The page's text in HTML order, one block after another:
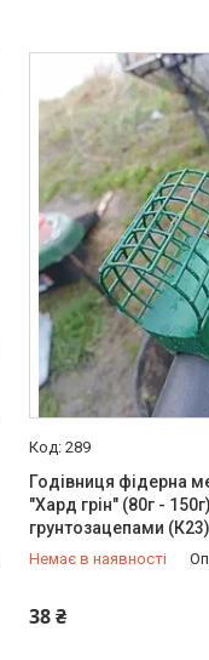
289
Годівниця фідерна
"Хард грін" (80г -
грунтозацепами (К23)
Немає в наявності
38 ₴
+380 (97) 949-97-05